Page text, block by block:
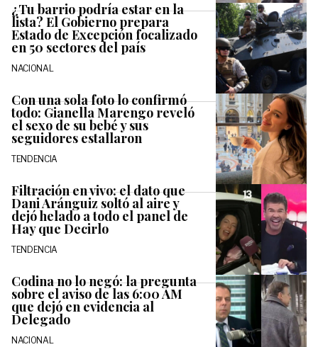
¿Tu barrio podría estar en la
lista? El Gobierno prepara
Estado de Excepción focalizado
en 50 sectores del país
NACIONAL
Con una sola foto lo confirmó
todo: Gianella Marengo reveló
el sexo de su bebé y sus
seguidores estallaron
TENDENCIA
Filtración en vivo: el dato que
Dani Aránguiz soltó al aire y
dejó helado a todo el panel de
Hay que Decirlo
TENDENCIA
Codina no lo negó: la pregunta
sobre el aviso de las 6:00 AM
que dejó en evidencia al
Delegado
NACIONAL